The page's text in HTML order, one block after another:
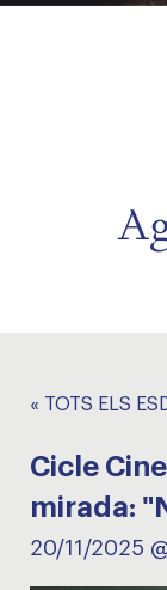
« TOTS ELS
Cicle
mirada:
20/11/2025